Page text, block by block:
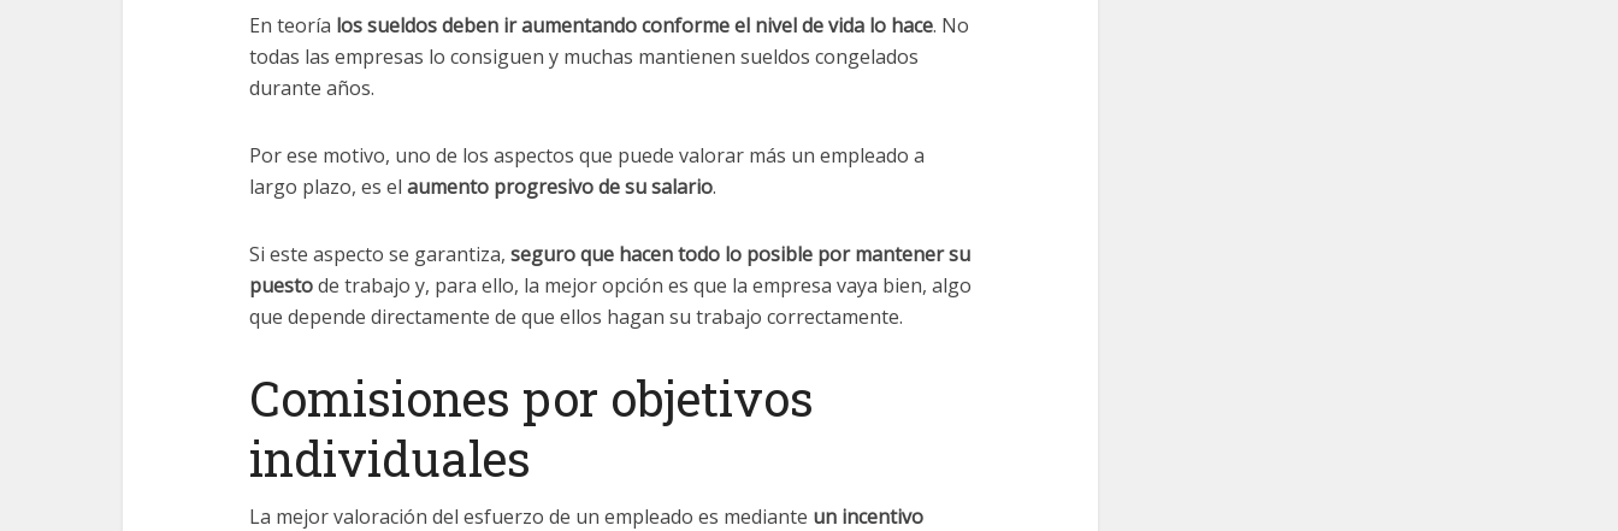
En teoría los sueldos deben ir aumentando conforme el nivel de vida lo hace. No
todas las empresas lo consiguen y muchas mantienen sueldos congelados
durante años.
Por ese motivo, uno de los aspectos que puede valorar más un empleado a
largo plazo, es el aumento progresivo de su salario.
Si este aspecto se garantiza, seguro que hacen todo lo posible por mantener su
puestode trabajo y, para ello, la mejor opción es que la empresa vaya bien, algo
que depende directamente de que ellos hagan su trabajo correctamente.
Comisiones por objetivos
individuales
La mejor valoración del esfuerzo de un empleado es mediante un incentivo